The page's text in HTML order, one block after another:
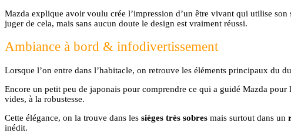
Mazda explique avoir voulu crée l’impression d’un être vivant qui utilise
juger de cela, mais sans aucun doute le design est vraiment réussi.
Ambiance à bord & infodivertissement
Lorsque l’on entre dans l’habitacle, on retrouve les éléments principaux du
Encore un petit peu de japonais pour comprendre ce qui a guidé Mazda
vides, à la robustesse.
Cette élégance, on la trouve dans les sièges très sobres mais surtout dans un
inédit.